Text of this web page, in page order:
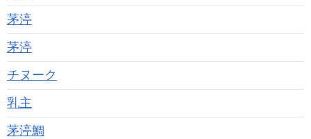
茅渟
茅渟
チヌーク
乳主
茅渟鯛